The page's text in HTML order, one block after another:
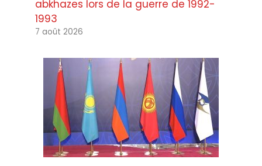
abkhazes lors de la guerre de 1992-
1993
7 août 2026